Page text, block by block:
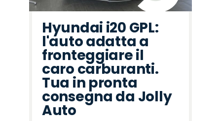
Hyundai i20 GPL:
l'auto adatta a
fronteggiare il
caro carburanti.
Tua in pronta
consegna da Jolly
Auto